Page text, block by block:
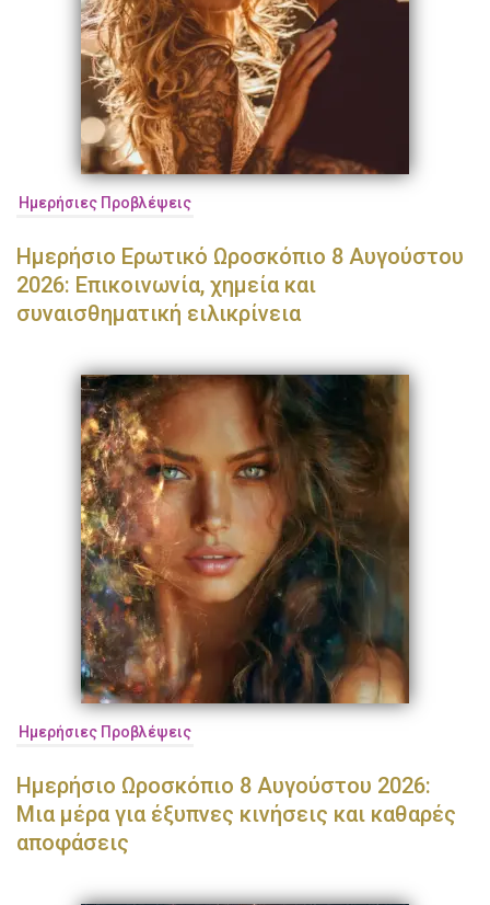
Ημερήσιες Προβλέψεις
Ημερήσιο Ερωτικό Ωροσκόπιο 8 Αυγούστου
2026: Επικοινωνία, χημεία και
συναισθηματική ειλικρίνεια
Ημερήσιες Προβλέψεις
Ημερήσιο Ωροσκόπιο 8 Αυγούστου 2026:
Μια μέρα για έξυπνες κινήσεις και καθαρές
αποφάσεις